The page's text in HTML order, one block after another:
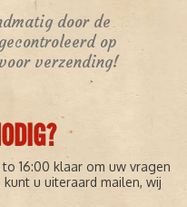
door de
op
verzending!
16:00 klaar om uw vragen
u uiteraard mailen, wij